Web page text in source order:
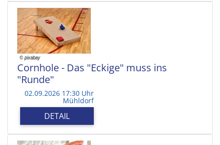
Cornhole - Das "Eckige" muss ins
"Runde"
02.09.2026 17:30 Uhr
Mühldorf
DETAIL